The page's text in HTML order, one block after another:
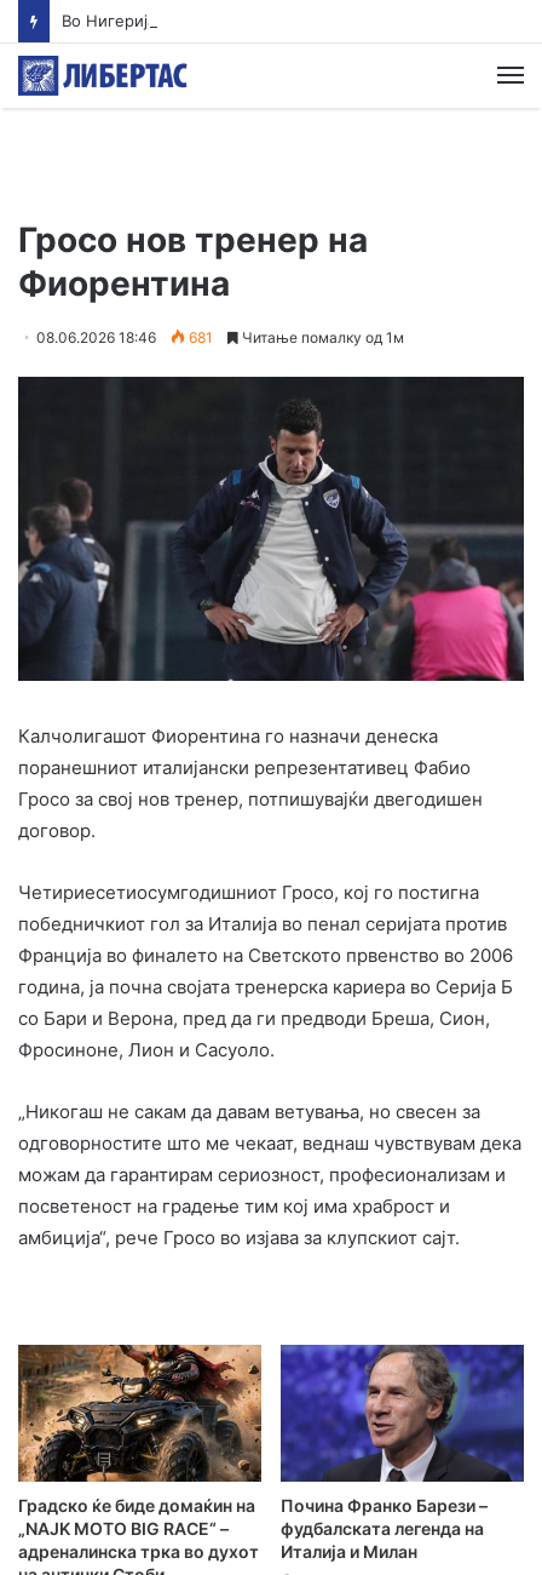
Гросо нов тренер на
Фиорентина
08.06.2026 18:46 681 Читање помалку од 1м
Калчолигашот Фиорентина го назначи денеска
поранешниот италијански репрезентативец Фабио
Гросо за свој нов тренер, потпишувајќи двегодишен
договор.
Четириесетиосумгодишниот Гросо, кој го постигна
победничкиот гол за Италија во пенал серијата против
Франција во финалето на Светското првенство во 2006
година, ја почна својата тренерска кариера во Серија Б
со Бари и Верона, пред да ги предводи Бреша, Сион,
Фросиноне, Лион и Сасуоло.
„Никогаш не сакам да давам ветувања, но свесен за
одговорностите што ме чекаат, веднаш чувствувам дека
можам да гарантирам сериозност, професионализам и
посветеност на градење тим кој има храброст и
амбиција“, рече Гросо во изјава за клупскиот сајт.
Градско ќе биде домаќин на
„NAJK MOTO BIG RACE“ –
адреналинска трка во духот
Почина Франко Барези –
фудбалската легенда на
Италија и Милан